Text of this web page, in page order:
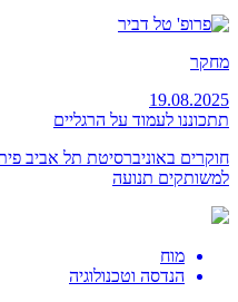
מחקר
19.08.2025
תתכוננו לעמוד על הרגליים
חוקרים באוניברסיטת תל אביב
למשותקים תנועה
מוח
הנדסה וטכנולוגיה